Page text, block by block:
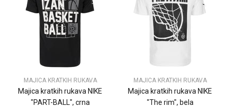
MAJICA KRATKIH RUKAVA
Majica kratkih rukava NIKE
"PART-BALL", crna
MAJICA KRATKIH RUKAVA
Majica kratkih rukava NIKE
"The rim", bela